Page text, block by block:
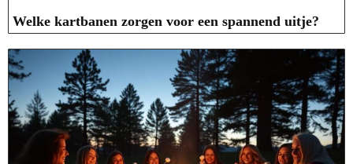
Welke kartbanen zorgen voor een spannend uitje?